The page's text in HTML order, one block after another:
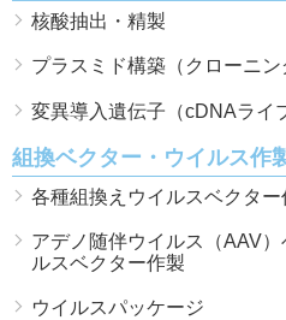
核酸抽出・精製
プラスミド構築（クローニ
変異導入遺伝子（cDNAライ
組換ベクター・ウイルス作
各種組換えウイルスベクター
アデノ随伴ウイルス（AAV
ルスベクター作製
ウイルスパッケージ
和研薬 ホームページ